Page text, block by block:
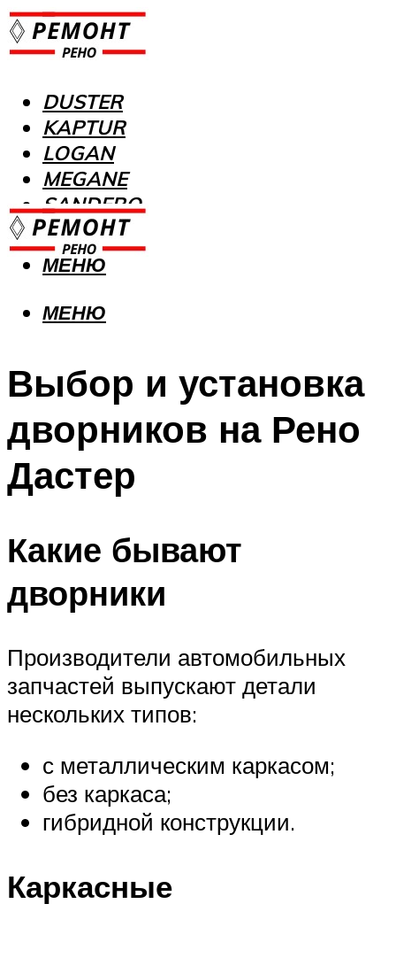
DUSTER
KAPTUR
LOGAN
MEGANE
SANDERO
МЕНЮ
МЕНЮ
Выбор и установка
дворников на Рено
Дастер
Какие бывают
дворники
Производители автомобильных
запчастей выпускают детали
нескольких типов:
с металлическим каркасом;
без каркаса;
гибридной конструкции.
Каркасные